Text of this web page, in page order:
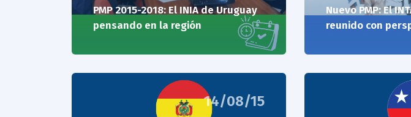
PMP 2015-2018: El INIA de Uruguay
pensando en la región
Nuevo PMP: El
reunido con
14/08/15